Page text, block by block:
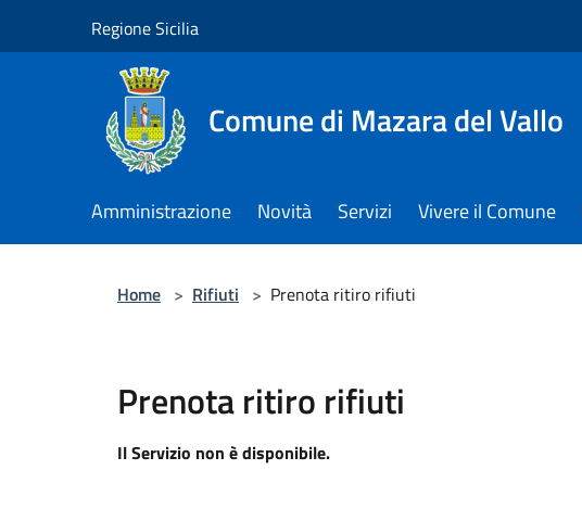
Regione Sicilia
Comune di Mazara del Vallo
Amministrazione Novità Servizi Vivere il Comune
Home > Rifiuti > Prenota ritiro rifiuti
Prenota ritiro rifiuti
Il Servizio non è disponibile.